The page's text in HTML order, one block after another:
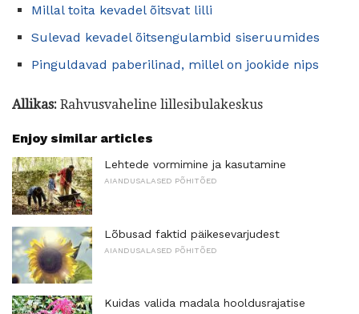
Millal toita kevadel õitsvat lilli
Sulevad kevadel õitsengulambid siseruumides
Pinguldavad paberilinad, millel on jookide nips
Allikas: Rahvusvaheline lillesibulakeskus
Enjoy similar articles
Lehtede vormimine ja kasutamine
AIANDUSALASED PÕHITÕED
Lõbusad faktid päikesevarjudest
AIANDUSALASED PÕHITÕED
Kuidas valida madala hooldusrajatise